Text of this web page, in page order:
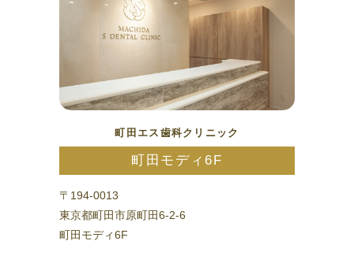
町田エス歯科クリニック
町田モディ6F
〒194-0013
東京都町田市原町田6-2-6
町田モディ6F